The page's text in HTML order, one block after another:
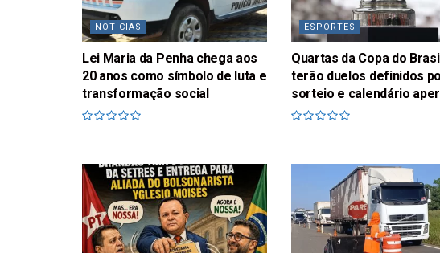
NOTÍCIAS
Lei Maria da Penha chega aos
20 anos como símbolo de luta e
transformação social
ESPORTES
Quartas da Copa do Brasil
terão duelos definidos
sorteio e calendário